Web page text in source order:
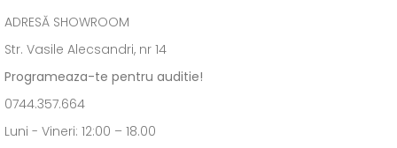
ADRESĂ SHOWROOM
Str. Vasile Alecsandri, nr 14
Programeaza-te pentru auditie!
0744.357.664
Luni - Vineri: 12:00 – 18.00